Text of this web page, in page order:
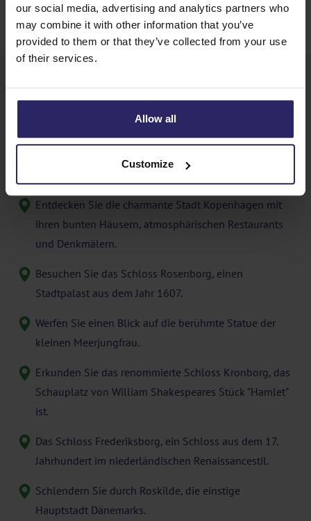
our social media, advertising and analytics partners who
may combine it with other information that you’ve
provided to them or that they’ve collected from your use
of their services.
Allow all
Customize
Möchten Sie wissen, welche Anpassungsmöglichkeiten es
gibt? Kontaktieren Sie unser lokales Team.
Sehenswürdigkeiten, für die sich
eine Radtour durch Dänemark
Dänemark mit dem Fahrrad zu erkunden:
Entdecken Sie die charmante Stadt Kopenhagen mit
ihren bunten Häusern, atmosphärischen Restaurants
und Denkmälern.
Besuchen Sie das Schloss Rosenborg, einen
Stadtpalast aus dem Jahr 1607.
Werfen Sie einen Blick auf die berühmte Statue der
kleinen Meerjungfrau.
Erkunden Sie das renommierte Schloss Kronborg, das
Schauplatz von William Shakespeares Stück "Hamlet"
ist.
Das Schloss Frederiksborg, ein Schloss aus dem 17.
Jahrhundert im niederländischen Renaissancestil.
Schlendern Sie durch Roskilde, die einstige
Hauptstadt Dänemarks.